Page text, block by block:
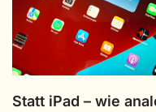
Statt iPad – wie